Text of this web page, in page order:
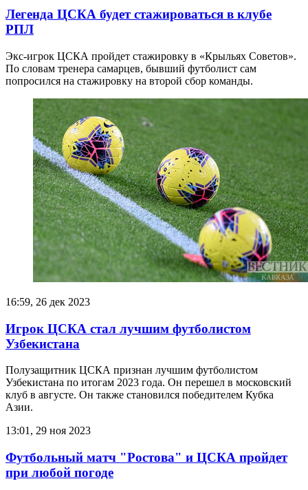
Легенда ЦСКА будет стажироваться в клубе
РПЛ
Экс-игрок ЦСКА пройдет стажировку в «Крыльях Советов».
По словам тренера самарцев, бывший футболист сам
попросился на стажировку на второй сбор команды.
16:59, 26 дек 2023
Игрок ЦСКА стал лучшим футболистом
Узбекистана
Полузащитник ЦСКА признан лучшим футболистом
Узбекистана по итогам 2023 года. Он перешел в московский
клуб в августе. Он также становился победителем Кубка
Азии.
13:01, 29 ноя 2023
Футбольный матч "Ростова" и ЦСКА пройдет
при любой погоде